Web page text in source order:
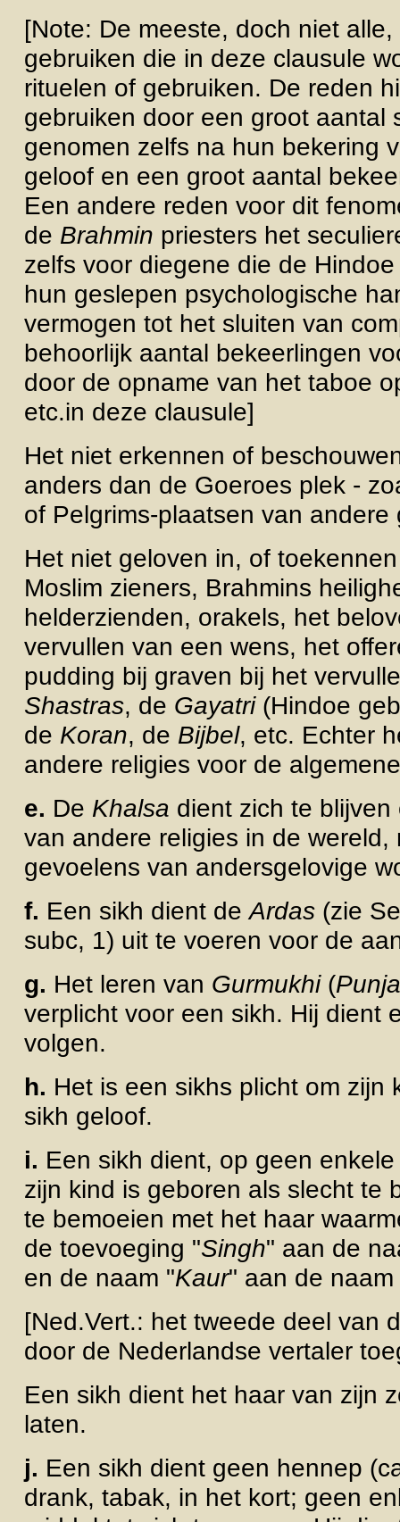
[Note: De meeste, doch niet
gebruiken die in deze clausule
rituelen of gebruiken. De reden
gebruiken door een groot aantal
genomen zelfs na hun bekering
geloof en een groot aantal
Een andere reden voor dit
de Brahmin priesters het
zelfs voor diegene die de
hun geslepen psychologische
vermogen tot het sluiten van
behoorlijk aantal bekeerlingen
door de opname van het taboe
etc.in deze clausule]
Het niet erkennen of
anders dan de Goeroes plek -
of Pelgrims-plaatsen van andere
Het niet geloven in, of
Moslim zieners, Brahmins
helderzienden, orakels, het
vervullen van een wens, het
pudding bij graven bij het
Shastras, de Gayatri (Hindoe
de Koran, de Bijbel, etc. Echter
andere religies voor de
e. De Khalsa dient zich te
van andere religies in de
gevoelens van andersgelovige
f. Een sikh dient deArdas (zie
subc, 1) uit te voeren voor de
g. Het leren van Gurmukhi(
verplicht voor een sikh. Hij dient
volgen.
h. Het is een sikhs plicht om
sikh geloof.
i. Een sikh dient, op geen
zijn kind is geboren als slecht te
te bemoeien met het haar
de toevoeging "Singh" aan de
en de naam "Kaur" aan de
[Ned.Vert.: het tweede deel van
door de Nederlandse vertaler
Een sikh dient het haar van zijn
laten.
j. Een sikh dient geen hennep
drank, tabak, in het kort; geen